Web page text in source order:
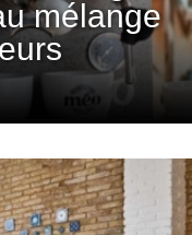
mélange